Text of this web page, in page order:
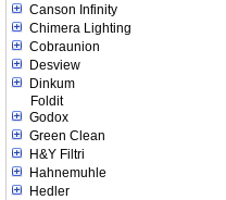
Canson Infinity
Chimera Lighting
Cobraunion
Desview
Dinkum
Foldit
Godox
Green Clean
H&Y Filtri
Hahnemuhle
Hedler